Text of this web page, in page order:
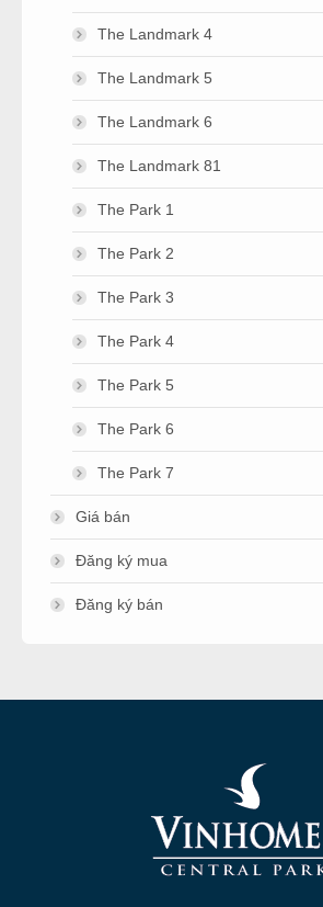
The Landmark 4
The Landmark 5
The Landmark 6
The Landmark 81
The Park 1
The Park 2
The Park 3
The Park 4
The Park 5
The Park 6
The Park 7
Giá bán
Đăng ký mua
Đăng ký bán